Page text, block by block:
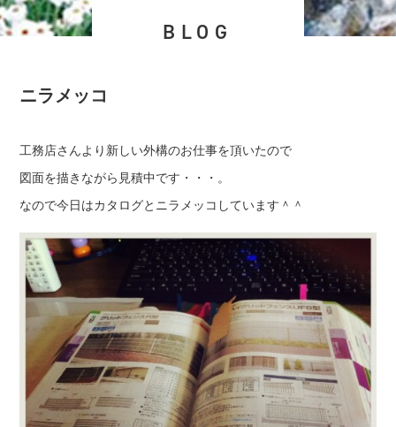
BLOG
ニラメッコ
工務店さんより新しい外構のお仕事を頂いたので
図面を描きながら見積中です・・・。
なので今日はカタログとニラメッコしています＾＾